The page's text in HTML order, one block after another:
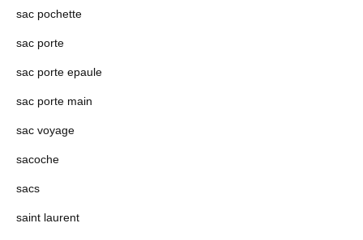
sac pochette
sac porte
sac porte epaule
sac porte main
sac voyage
sacoche
sacs
saint laurent